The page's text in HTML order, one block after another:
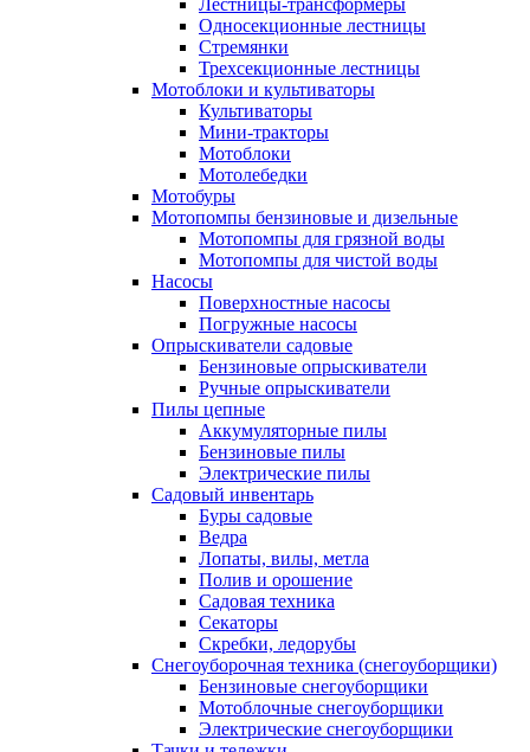
Лестницы-трансформеры
Односекционные лестницы
Стремянки
Трехсекционные лестницы
Мотоблоки и культиваторы
Культиваторы
Мини-тракторы
Мотоблоки
Мотолебедки
Мотобуры
Мотопомпы бензиновые и дизельные
Мотопомпы для грязной воды
Мотопомпы для чистой воды
Насосы
Поверхностные насосы
Погружные насосы
Опрыскиватели садовые
Бензиновые опрыскиватели
Ручные опрыскиватели
Пилы цепные
Аккумуляторные пилы
Бензиновые пилы
Электрические пилы
Садовый инвентарь
Буры садовые
Ведра
Лопаты, вилы, метла
Полив и орошение
Садовая техника
Секаторы
Скребки, ледорубы
Снегоуборочная техника (снегоуборщики)
Бензиновые снегоуборщики
Мотоблочные снегоуборщики
Электрические снегоуборщики